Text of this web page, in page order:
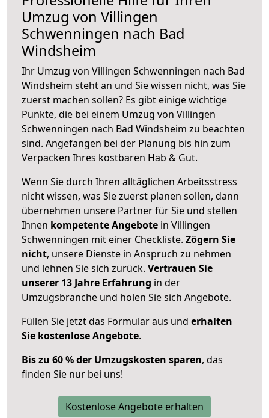
Umzug von Villingen
Schwenningen nach Bad
Windsheim
Ihr Umzug von Villingen Schwenningen nach Bad
Windsheim steht an und Sie wissen nicht, was Sie
zuerst machen sollen? Es gibt einige wichtige
Punkte, die bei einem Umzug von Villingen
Schwenningen nach Bad Windsheim zu beachten
sind. Angefangen bei der Planung bis hin zum
Verpacken Ihres kostbaren Hab & Gut.
Wenn Sie durch Ihren alltäglichen Arbeitsstress
nicht wissen, was Sie zuerst planen sollen, dann
übernehmen unsere Partner für Sie und stellen
Ihnen kompetente Angebote in Villingen
Schwenningen mit einer Checkliste. Zögern Sie
nicht, unsere Dienste in Anspruch zu nehmen
und lehnen Sie sich zurück. Vertrauen Sie
unserer 13 Jahre Erfahrung in der
Umzugsbranche und holen Sie sich Angebote.
Füllen Sie jetzt das Formular aus und erhalten
Sie kostenlose Angebote.
Bis zu 60 % der Umzugskosten sparen, das
finden Sie nur bei uns!
Kostenlose Angebote erhalten